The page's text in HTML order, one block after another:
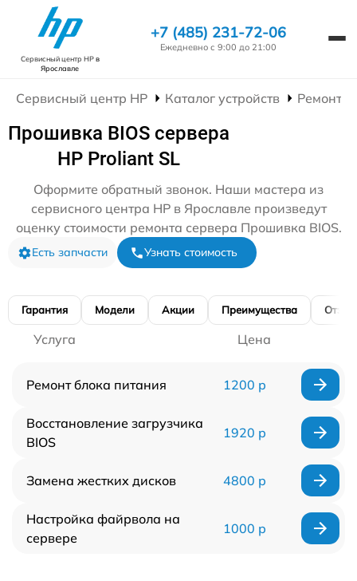
Сервисный центр HPв
Ярославле
+7 (485) 231-72-06
Ежедневно с 9:00 до 21:00
Сервисный центр HP Каталог устройств Ремонт
Прошивка BIOS сервера
HP Proliant SL
Оформите обратный звонок. Наши мастера из
сервисного центра HP в Ярославле произведут
оценку стоимости ремонта сервера Прошивка BIOS.
Есть запчасти Узнать стоимость
Гарантия Модели Акции Преимущества
Услуга Цена
Ремонт блока питания 1200 р
Восстановление загрузчика
BIOS
1920 р
Замена жестких дисков 4800 р
Настройка файрвола на
сервере
1000 р